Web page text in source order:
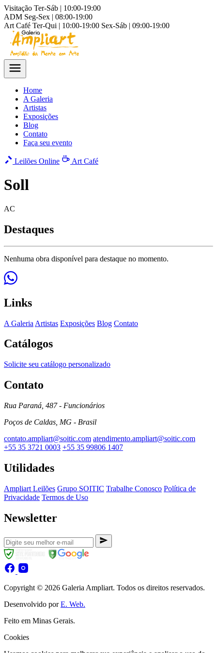
Visitação Ter-Sáb | 10:00-19:00
ADM Seg-Sex | 08:00-19:00
Art Café Ter-Qui | 10:00-19:00 Sex-Sáb | 09:00-19:00
Home
A Galeria
Artistas
Exposições
Blog
Contato
Faça seu evento
Leilões Online Art Café
Soll
AC
Destaques
Nenhuma obra disponível para destaque no momento.
Links
A Galeria Artistas Exposições Blog Contato
Catálogos
Solicite seu catálogo personalizado
Contato
Rua Paraná, 487 - Funcionários
Poços de Caldas, MG - Brasil
contato.ampliart@soitic.com atendimento.ampliart@soitic.com
+55 35 3721 0003 +55 35 99806 1407
Utilidades
Ampliart Leilões Grupo SOITIC Trabalhe Conosco Política de
Privacidade Termos de Uso
Newsletter
Copyright © 2026 Galeria Ampliart. Todos os direitos reservados.
Desenvolvido porE. Web.
Feito em Minas Gerais.
Cookies